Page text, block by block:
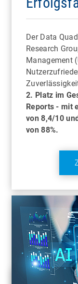
Der Data
Research
Management
2. Platz im
Reports - mit
von 8,4/10
von 88%.